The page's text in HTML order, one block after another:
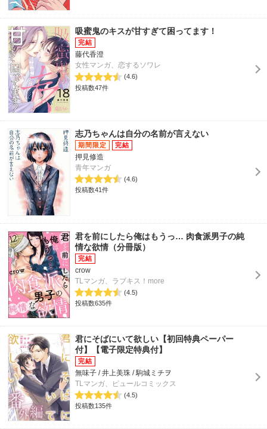
吸蜜鬼のキスが甘すぎて困ってます！
藤代香澄
女性マンガ、恋するソワレ
(4.6)
投稿数47件
志乃ちゃんは自分の名前が言えない
押見修造
青年マンガ
(4.6)
投稿数41件
君を前にしたら俺はもうっ… 肉食派男子の純
情な欲情（分冊版）
crow
TLマンガ、ラブキス！more
(4.5)
投稿数635件
君にそばにいて欲しい【初回特典ペーパー
付】【電子限定特典付】
無味子 / 井上美珠 / 駒城ミチヲ
TLマンガ、ピュールコミックス
(4.5)
投稿数135件